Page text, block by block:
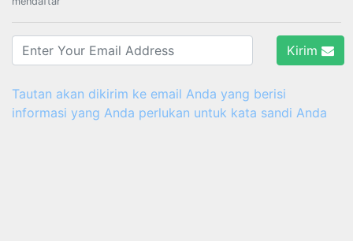
Kirim
Tautan akan dikirim ke email Anda yang berisi
informasi yang Anda perlukan untuk kata sandi Anda